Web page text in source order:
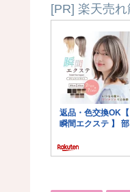
[PR] 楽天売